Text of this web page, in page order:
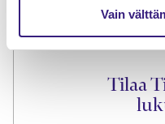
Vain
Tilaa